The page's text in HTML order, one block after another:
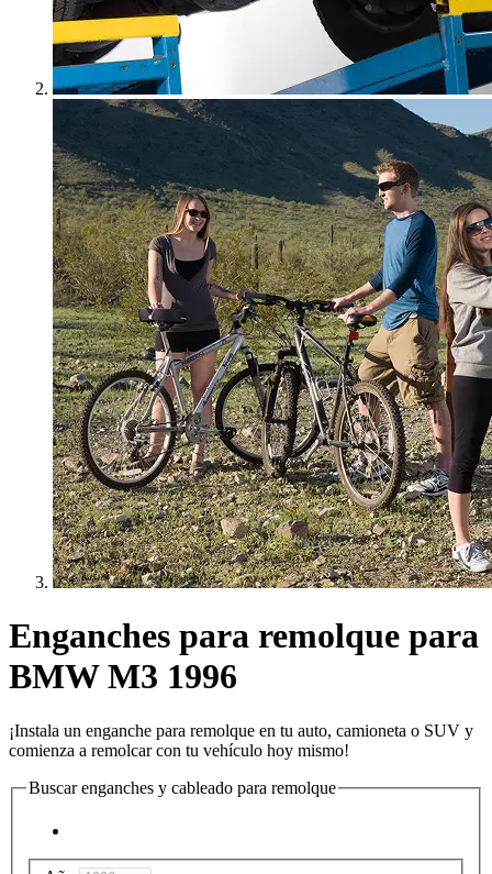
Enganches para remolque para
BMW M3 1996
¡Instala un enganche para remolque en tu auto, camioneta o SUV y
comienza a remolcar con tu vehículo hoy mismo!
Buscar enganches y cableado para remolque